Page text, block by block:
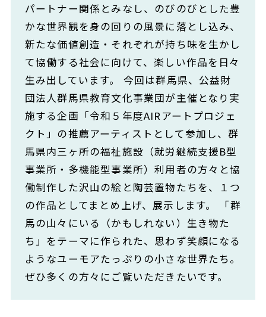
パートナー関係とみなし、のびのびとした豊
かな世界観を身の回りの風景に落とし込み、
新たな価値創造・それぞれが持ち味を生かし
て協働する社会に向けて、楽しい作品を日々
生み出しています。 今回は群馬県、公益財
団法人群馬県教育文化事業団が主催となり実
施する企画「令和５年度AIRアートプロジェ
クト」の推薦アーティストとして参加し、群
馬県内三ヶ所の福祉施設（就労継続支援B型
事業所・多機能型事業所）利用者の方々と協
働制作した沢山の絵と陶芸置物たちを、１つ
の作品としてまとめ上げ、展示します。 「群
馬の山々にいる（かもしれない）生き物た
ち」をテーマに作られた、思わず笑顔になる
ようなユーモアたっぷりの小さな世界たち。
ぜひ多くの方々にご覧いただきたいです。